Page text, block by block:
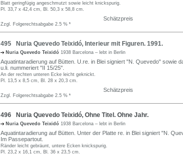
Blatt geringfügig angeschmutzt sowie leicht knickspurig.
Pl. 33,7 x 42,4 cm, Bl. 50,3 x 58,8 cm.
Schätzpreis
Zzgl. Folgerechtsabgabe 2.5 % *
495 Nuria Quevedo Teixidó, Interieur mit Figuren. 1991.
Nuria Quevedo Teixidó 1938 Barcelona – lebt in Berlin
Aquatintaradierung auf Bütten. U.re. in Blei signiert "N. Quevedo" sowie
u.li. nummeriert "II 15/25".
An der rechten unteren Ecke leicht geknickt.
Pl. 13,5 x 8,5 cm, Bl. 28 x 20,3 cm.
Schätzpreis
Zzgl. Folgerechtsabgabe 2.5 % *
496 Nuria Quevedo Teixidó, Ohne Titel. Ohne Jahr.
Nuria Quevedo Teixidó 1938 Barcelona – lebt in Berlin
Aquatintaradierung auf Bütten. Unter der Platte re. in Blei signiert "N.
Im Passepartout.
Ränder leicht gebräunt, untere Ecken knickspurig.
Pl. 23,2 x 16,1 cm, Bl. 36 x 23,5 cm.